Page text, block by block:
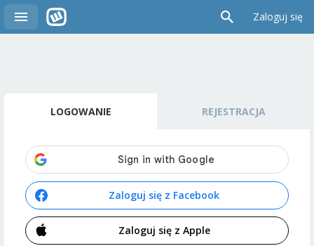
Zaloguj się
LOGOWANIE REJESTRACJA
Zaloguj się z Facebook
Zaloguj się z Apple